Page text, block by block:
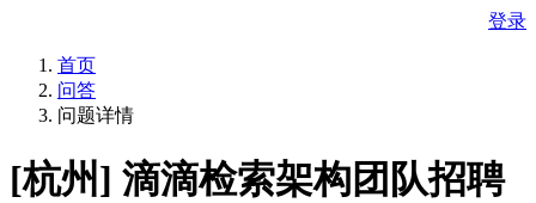
登录
首页
问答
问题详情
[杭州] 滴滴检索架构团队招聘